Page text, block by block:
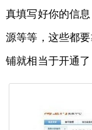
真填写好你的信
源等等，这些都
铺就相当于开通了